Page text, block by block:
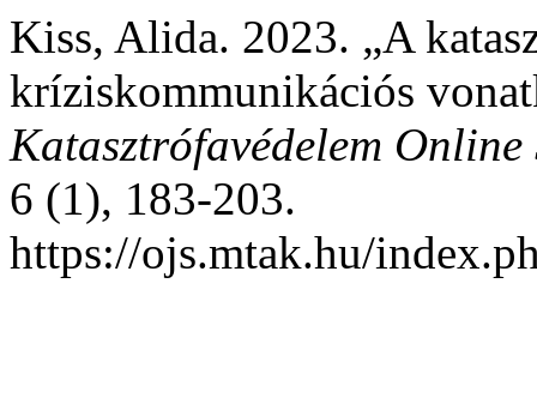
Kiss, Alida. 2023. „A
kríziskommunikációs
Katasztrófavédelem
6 (1), 183-203.
https://ojs.mtak.hu/